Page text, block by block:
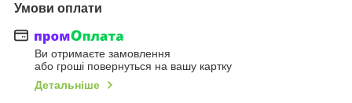
Умови оплати
Ви отримаєте замовлення
або гроші повернуться на вашу картку
Детальніше